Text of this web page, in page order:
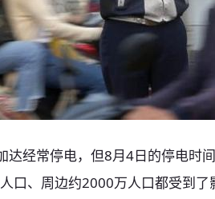
达经常停电，但8月4日的停电时
口、周边约2000万人口都受到了